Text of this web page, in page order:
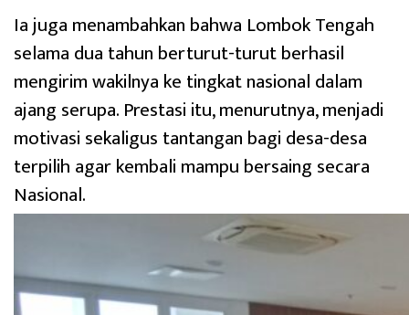
Ia juga menambahkan bahwa Lombok Tengah
selama dua tahun berturut-turut berhasil
mengirim wakilnya ke tingkat nasional dalam
ajang serupa. Prestasi itu, menurutnya, menjadi
motivasi sekaligus tantangan bagi desa-desa
terpilih agar kembali mampu bersaing secara
Nasional.